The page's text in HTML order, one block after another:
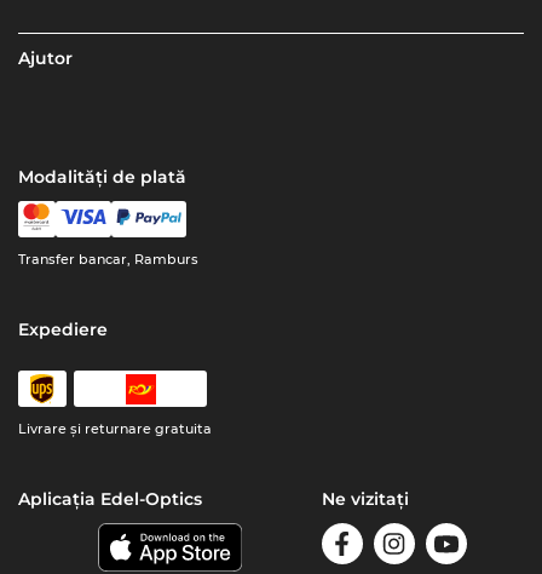
Ajutor
Modalități de plată
Transfer bancar, Ramburs
Expediere
Livrare şi returnare gratuita
Aplicația Edel-Optics Ne vizitați